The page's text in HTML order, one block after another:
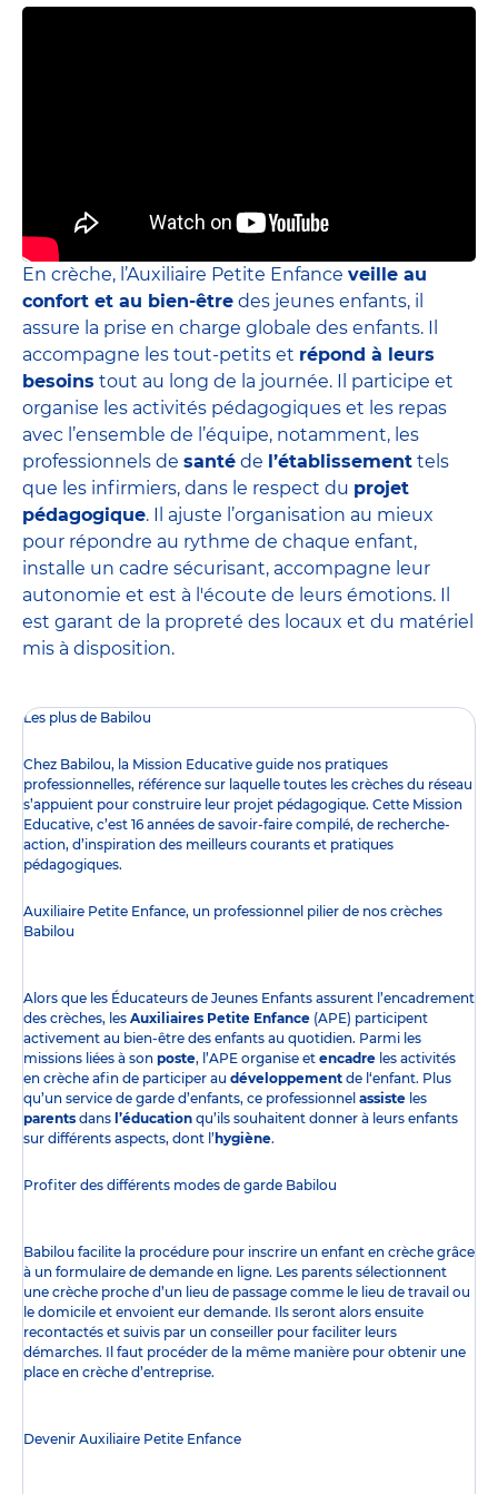
En crèche, l’Auxiliaire Petite Enfance veille au
confort et au bien-être des jeunes enfants, il
assure la prise en charge globale des enfants. Il
accompagne les tout-petits et répond à leurs
besoins tout au long de la journée. Il participe et
organise les activités pédagogiques et les repas
avec l’ensemble de l’équipe, notamment, les
professionnels de santé de l’établissement tels
que les infirmiers, dans le respect du projet
pédagogique. Il ajuste l’organisation au mieux
pour répondre au rythme de chaque enfant,
installe un cadre sécurisant, accompagne leur
autonomie et est à l'écoute de leurs émotions. Il
est garant de la propreté des locaux et du matériel
mis à disposition.
Les plus de Babilou
Chez Babilou, la Mission Educative guide nos pratiques
professionnelles, référence sur laquelle toutes les crèches du réseau
s’appuient pour construire leur projet pédagogique. Cette Mission
Educative, c’est 16 années de savoir-faire compilé, de recherche-
action, d’inspiration des meilleurs courants et pratiques
pédagogiques.
Auxiliaire Petite Enfance, un professionnel pilier de nos crèches
Babilou
Alors que les Éducateurs de Jeunes Enfants assurent l’encadrement
des crèches, les Auxiliaires Petite Enfance (APE) participent
activement au bien-être des enfants au quotidien. Parmi les
missions liées à son poste, l’APE organise et encadre les activités
en crèche afin de participer au développement de l‘enfant. Plus
qu’un service de garde d’enfants, ce professionnel assiste les
parents dans l’éducation qu’ils souhaitent donner à leurs enfants
sur différents aspects, dont l’ hygiène.
Profiter des différents modes de garde Babilou
Babilou facilite la procédure pour inscrire un enfant en crèche grâce
à un formulaire de demande en ligne. Les parents sélectionnent
une crèche proche d’un lieu de passage comme le lieu de travail ou
le domicile et envoient eur demande. Ils seront alors ensuite
recontactés et suivis par un conseiller pour faciliter leurs
démarches. Il faut procéder de la même manière pour obtenir une
place en crèche d’entreprise.
Devenir Auxiliaire Petite Enfance